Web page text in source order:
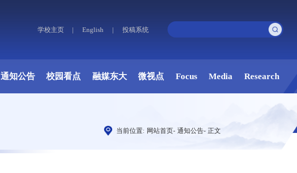
学校主页 | English | 投稿系统
通知公告 校园看点 融媒东大 微视点 Focus Media Research
当前位置: 网站首页- 通知公告- 正文